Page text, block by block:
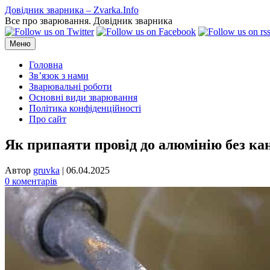
Перейти
до
вмісту
Довідник зварника – Zvarka.Info
Все про зварювання. Довідник зварника
Меню
Головна
Зв’язок з нами
Зварювальні роботи
Основні види зварювання
Політика конфіденційності
Про сайт
Як припаяти провід до алюмінію без
Автор gruvka | 06.04.2025
0 коментарів